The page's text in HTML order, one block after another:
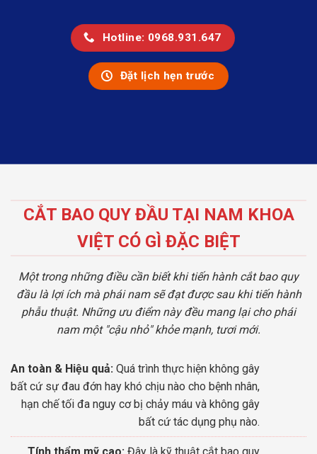
Hotline: 0968.931.647
Đặt lịch hẹn trước
CẮT BAO QUY ĐẦU TẠI NAM KHOA
VIỆT CÓ GÌ ĐẶC BIỆT
Một trong những điều cần biết khi tiến hành cắt bao quy
đầu là lợi ích mà phái nam sẽ đạt được sau khi tiến hành
phẫu thuật. Những ưu điểm này đều mang lại cho phái
nam một "cậu nhỏ" khỏe mạnh, tươi mới.
An toàn & Hiệu quả: Quá trình thực hiện không gây
bất cứ sự đau đớn hay khó chịu nào cho bệnh nhân,
hạn chế tối đa nguy cơ bị chảy máu và không gây
bất cứ tác dụng phụ nào.